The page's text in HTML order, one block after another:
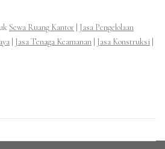
Sewa Ruang Kantor Jasa Pengelolaan
Jasa Tenaga Keamanan Jasa Konstruksi